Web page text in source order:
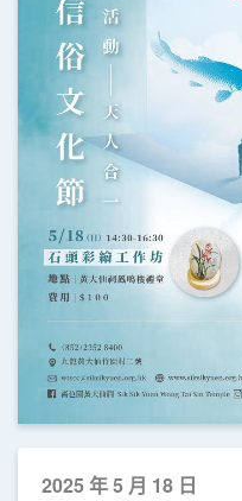
2025 年 5 月 18 日